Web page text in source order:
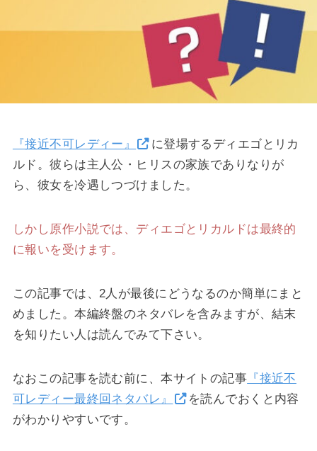
『接近不可レディー』
に登場するディエゴとリカ
ルド。彼らは主人公・ヒリスの家族でありなりが
ら、彼女を冷遇しつづけました。
しかし原作小説では、ディエゴとリカルドは最終的
に報いを受けます。
この記事では、2人が最後にどうなるのか簡単にまと
めました。本編終盤のネタバレを含みますが、結末
を知りたい人は読んでみて下さい。
なおこの記事を読む前に、本サイトの記事 『接近不
可レディー最終回ネタバレ』
を読んでおくと内容
がわかりやすいです。